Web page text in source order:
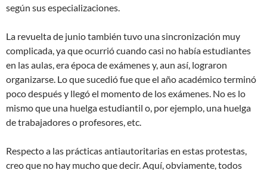
según sus especializaciones.
La revuelta de junio también tuvo una sincronización muy
complicada, ya que ocurrió cuando casi no había estudiantes
en las aulas, era época de exámenes y, aun así, lograron
organizarse. Lo que sucedió fue que el año académico terminó
poco después y llegó el momento de los exámenes. No es lo
mismo que una huelga estudiantil o, por ejemplo, una huelga
de trabajadores o profesores, etc.
Respecto a las prácticas antiautoritarias en estas protestas,
creo que no hay mucho que decir. Aquí, obviamente, todos